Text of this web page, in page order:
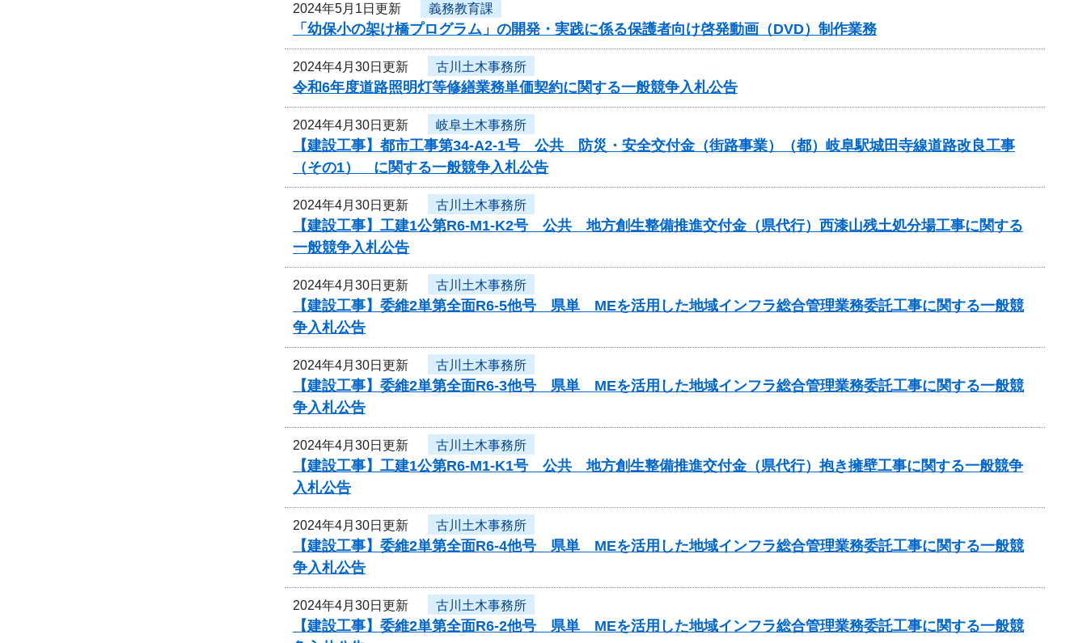
2024年5月1日更新 義務教育課
「幼保小の架け橋プログラム」の開発・実践に係る保護者向け啓発動画（DVD）制作業務
2024年4月30日更新 古川土木事務所
令和6年度道路照明灯等修繕業務単価契約に関する一般競争入札公告
2024年4月30日更新 岐阜土木事務所
【建設工事】都市工事第34-A2-1号 公共 防災・安全交付金（街路事業）（都）岐阜駅城田寺線道路改良工事
（その1） に関する一般競争入札公告
2024年4月30日更新 古川土木事務所
【建設工事】工建1公第R6-M1-K2号 公共 地方創生整備推進交付金（県代行）西漆山残土処分場工事に関する
一般競争入札公告
2024年4月30日更新 古川土木事務所
【建設工事】委維2単第全面R6-5他号 県単 MEを活用した地域インフラ総合管理業務委託工事に関する一般競
争入札公告
2024年4月30日更新 古川土木事務所
【建設工事】委維2単第全面R6-3他号 県単 MEを活用した地域インフラ総合管理業務委託工事に関する一般競
争入札公告
2024年4月30日更新 古川土木事務所
【建設工事】工建1公第R6-M1-K1号 公共 地方創生整備推進交付金（県代行）抱き擁壁工事に関する一般競争
入札公告
2024年4月30日更新 古川土木事務所
【建設工事】委維2単第全面R6-4他号 県単 MEを活用した地域インフラ総合管理業務委託工事に関する一般競
争入札公告
2024年4月30日更新 古川土木事務所
【建設工事】委維2単第全面R6-2他号 県単 MEを活用した地域インフラ総合管理業務委託工事に関する一般競